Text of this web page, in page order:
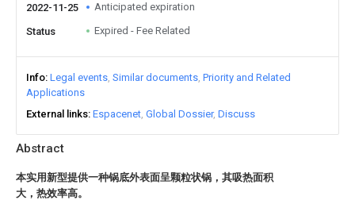
Abstract
本实用新型提供一种锅底外表面呈颗粒状锅，其吸热面积
大，热效率高。
2022-11-25 Anticipated expiration
Status Expired - Fee Related
Info Legal events Similar documents Priority and Related
Applications
External links Espacenet Global Dossier Discuss